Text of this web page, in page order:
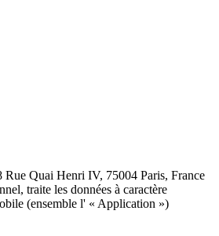
Rue Quai Henri IV, 75004 Paris, France
traite les données à caractère
(ensemble l' « Application »)